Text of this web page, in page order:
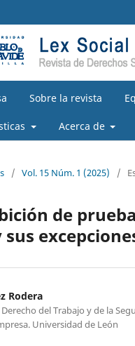
Sobre la revista
Acerca de
/ Vol. 15 Núm. 1 (2025) /
de
Rodera
del Trabajo y de la
Universidad de León